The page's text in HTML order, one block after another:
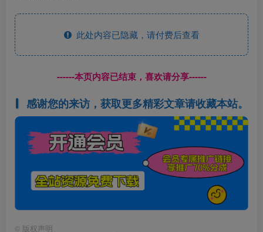
此处内容已隐藏，请付费后查看
------本页内容已结束，喜欢请分享------
感谢您的来访，获取更多精彩文章请收藏本站。
© 版权声明